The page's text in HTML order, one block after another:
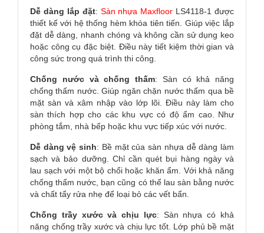
Dễ dàng lắp đặt: Sàn nhựa Maxfloor LS4118-1 được
thiết kế với hệ thống hèm khóa tiên tiến. Giúp việc lắp
đặt dễ dàng, nhanh chóng và không cần sử dụng keo
hoặc công cụ đặc biệt. Điều này tiết kiệm thời gian và
công sức trong quá trình thi công.
Chống nước và chống thấm: Sàn có khả năng
chống thấm nước. Giúp ngăn chặn nước thấm qua bề
mặt sàn và xâm nhập vào lớp lõi. Điều này làm cho
sàn thích hợp cho các khu vực có độ ẩm cao. Như
phòng tắm, nhà bếp hoặc khu vực tiếp xúc với nước.
Dễ dàng vệ sinh: Bề mặt của sàn nhựa dễ dàng làm
sạch và bảo dưỡng. Chỉ cần quét bụi hàng ngày và
lau sạch với một bộ chổi hoặc khăn ẩm. Với khả năng
chống thấm nước, bạn cũng có thể lau sàn bằng nước
và chất tẩy rửa nhẹ để loại bỏ các vết bẩn.
Chống trầy xước và chịu lực: Sàn nhựa có khả
năng chống trầy xước và chịu lực tốt. Lớp phủ bề mặt